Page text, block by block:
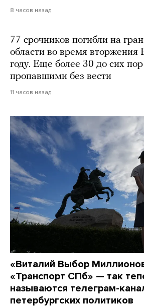
8 часов назад
77 срочников погибли на
области во время
году. Еще более 30 до сих пор
пропавшими без вести
11 часов назад
«Виталий Выбор
«Транспорт СПб» — так
называются телеграм-
петербургских политиков